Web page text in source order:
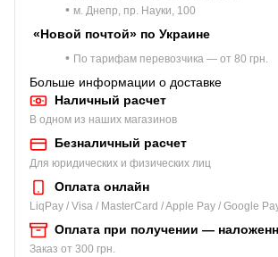
• м. Днепр, пр. Науки, 100
«Новой почтой» по Украине
• По тарифам перевозчика — от 80 грн.
Больше информации о доставке
Наличный расчет
В одном из наших магазинов
Безналичный расчет
Для юридических и физических лиц
Оплата онлайн
LiqPay / Visa / MasterCard / Apple Pay / Google
Оплата при получении —
Заказ от 300 грн.